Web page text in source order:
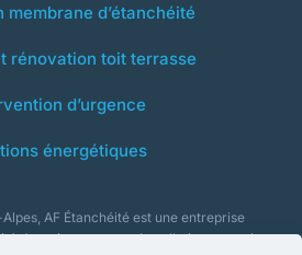
membrane d’étanchéité
rénovation toit terrasse
d’urgence
énergétiques
AF Étanchéité est une entreprise
des toits terrasses. Installation, entretien,